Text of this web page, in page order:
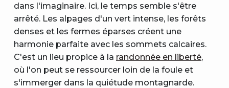
dans l'imaginaire. Ici, le temps semble s'être
arrêté. Les alpages d'un vert intense, les forêts
denses et les fermes éparses créent une
harmonie parfaite avec les sommets calcaires.
C'est un lieu propice à la randonnée en liberté,
où l'on peut se ressourcer loin de la foule et
s'immerger dans la quiétude montagnarde.